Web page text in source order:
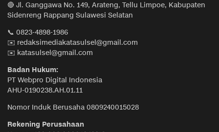
🔴 Jl. Ganggawa No. 149, Arateng, Tellu Limpoe, Kabupaten
Sidenreng Rappang Sulawesi Selatan
📞 0823-4898-1986
✉️ redaksimediakatasulsel@gmail.com
✉️ katasulsel@gmail.com
Badan Hukum:
PT Webpro Digital Indonesia
AHU-0190238.AH.01.11
Nomor Induk Berusaha 0809240015028
Rekening Perusahaan